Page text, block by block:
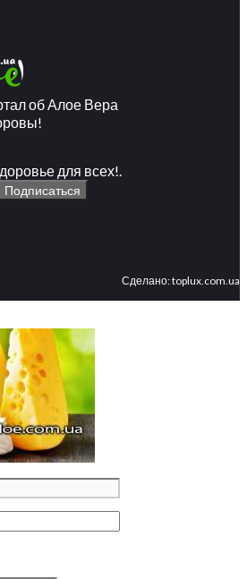
об Алое Вера
для всех!.
Сделано:toplux.com.ua